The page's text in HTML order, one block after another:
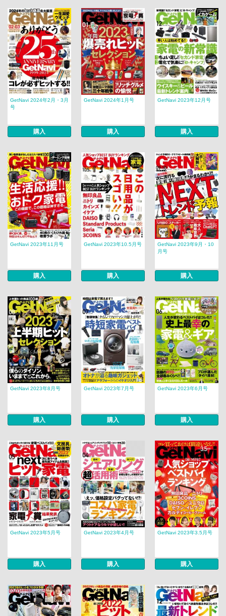
GetNavi 2024年2月・3月
号
購入
GetNavi 2024年1月号
購入
GetNavi 2023年12月号
購入
GetNavi 2023年11月号
購入
GetNavi 2023年10.5月号
購入
GetNavi 2023年9月・10
月号
購入
GetNavi 2023年8月号
購入
GetNavi 2023年7月号
購入
GetNavi 2023年6月号
購入
GetNavi 2023年5月号
購入
GetNavi 2023年4月号
購入
GetNavi 2023年3.5月号
購入